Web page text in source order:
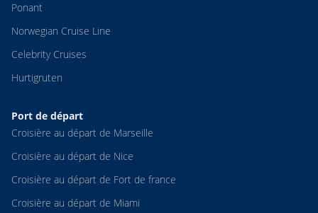
Ponant
Norwegian Cruise Line
Celebrity Cruises
Hurtigruten
Port de départ
Croisière au départ de Marseille
Croisière au départ de Nice
Croisière au départ de Fort de france
Croisière au départ de Miami